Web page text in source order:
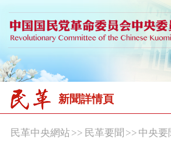
新聞詳情頁
民革中央網站>> 民革要聞 >> 中央要